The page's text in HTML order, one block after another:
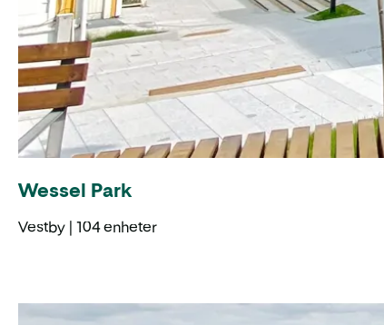
Wessel Park
Vestby | 104 enheter